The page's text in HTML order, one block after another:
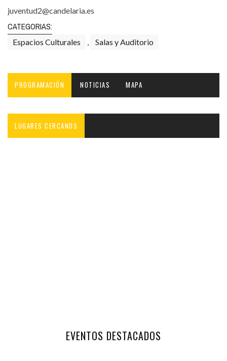
juventud2@candelaria.es
CATEGORIAS:
Espacios Culturales , Salas y Auditorio
PROGRAMACIÓN NOTICIAS MAPA
LUGARES CERCANOS
EVENTOS DESTACADOS